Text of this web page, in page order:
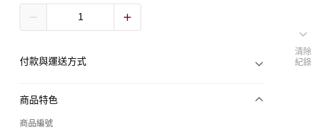
付款與運送方式
付款方式
信用卡一次付款
商品特色
商品編號
清除
紀錄